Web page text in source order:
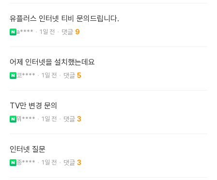
유플러스 인터넷 티비 문의드립니다.
a**** 1일 전 9
어제 인터넷을 설치했는데요
코**** 1일 전 5
TV만 변경 문의
뭐**** 1일 전 3
인터넷 질문
종**** 1일 전 3